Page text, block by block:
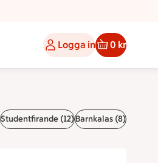
Logga in 0 kr
Studentfirande (12)Barnkalas (8)